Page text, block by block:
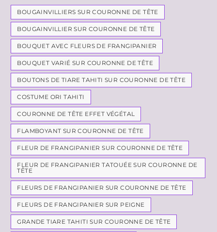
BOUGAINVILLIERS SUR COURONNE DE TÊTE
BOUGAINVILLIER SUR COURONNE DE TÊTE
BOUQUET AVEC FLEURS DE FRANGIPANIER
BOUQUET VARIÉ SUR COURONNE DE TÊTE
BOUTONS DE TIARE TAHITI SUR COURONNE DE TÊTE
COSTUME ORI TAHITI
COURONNE DE TÊTE EFFET VÉGÉTAL
FLAMBOYANT SUR COURONNE DE TÊTE
FLEUR DE FRANGIPANIER SUR COURONNE DE TÊTE
FLEUR DE FRANGIPANIER TATOUÉE SUR COURONNE DE
TÊTE
FLEURS DE FRANGIPANIER SUR COURONNE DE TÊTE
FLEURS DE FRANGIPANIER SUR PEIGNE
GRANDE TIARE TAHITI SUR COURONNE DE TÊTE